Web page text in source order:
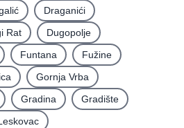
Draganići
Rat
Dugopolje
Funtana
Fužine
Gornja Vrba
Gradina
Gradište